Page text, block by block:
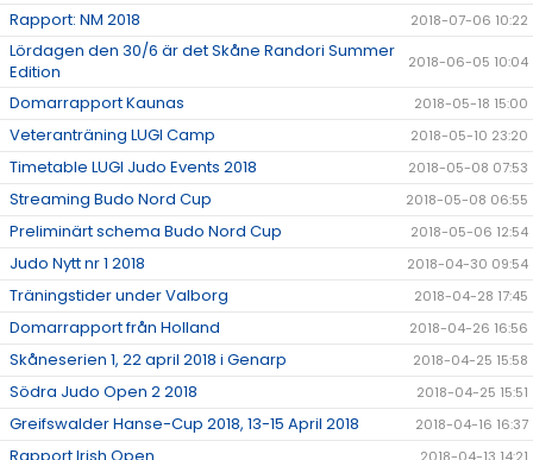
Rapport: NM 2018 2018-07-06 10:22
Lördagen den 30/6 är det Skåne Randori Summer
Edition
2018-06-05 10:04
Domarrapport Kaunas 2018-05-18 15:00
Veteranträning LUGI Camp 2018-05-10 23:20
Timetable LUGI Judo Events 2018 2018-05-08 07:53
Streaming Budo Nord Cup 2018-05-08 06:55
Preliminärt schema Budo Nord Cup 2018-05-06 12:54
Judo Nytt nr 1 2018 2018-04-30 09:54
Träningstider under Valborg 2018-04-28 17:45
Domarrapport från Holland 2018-04-26 16:56
Skåneserien 1, 22 april 2018 i Genarp 2018-04-25 15:58
Södra Judo Open 2 2018 2018-04-25 15:51
Greifswalder Hanse-Cup 2018, 13-15 April 2018 2018-04-16 16:37